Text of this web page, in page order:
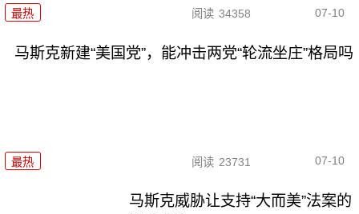
最热 阅读 34358 07-10
马斯克新建“美国党”，能冲击两党“轮流坐庄”格局吗
最热 阅读 23731 07-10
马斯克威胁让支持“大而美”法案的